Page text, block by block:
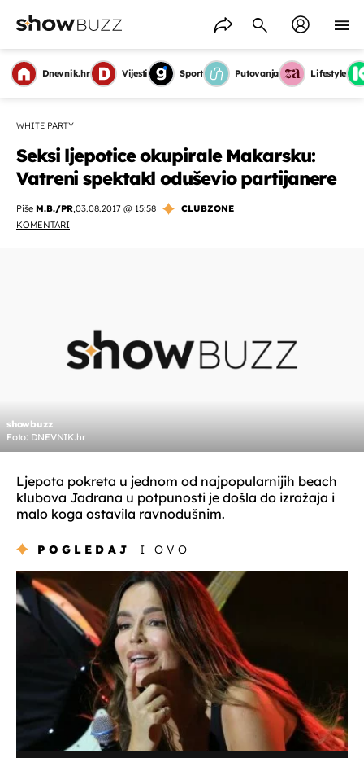
Dnevnik.hr Vijesti Sport Putovanja Lifestyle
WHITE PARTY
Seksi ljepotice okupirale Makarsku:
Vatreni spektakl oduševio partijanere
Piše M.B./PR,03.08.2017 @ 15:58
CLUBZONE
KOMENTARI
showbuzz
Foto: DNEVNIK.hr
Ljepota pokreta u jednom od najpopularnijih beach
klubova Jadrana u potpunosti je došla do izražaja i
malo koga ostavila ravnodušnim.
POGLEDAJ I OVO